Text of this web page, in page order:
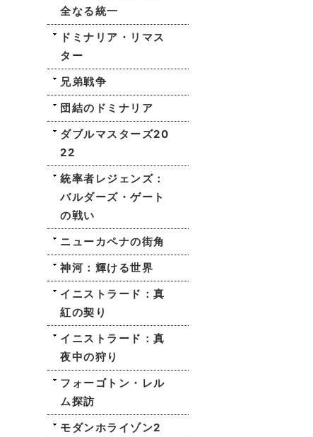
全なる統一
ドミナリア・リマス
ター
兄弟戦争
団結のドミナリア
ダブルマスターズ20
22
統率者レジェンズ：
バルダーズ・ゲート
の戦い
ニューカペナの街角
神河：輝ける世界
イニストラード：真
紅の契り
イニストラード：真
夜中の狩り
フォーゴトン・レル
ム探訪
モダンホライゾン2